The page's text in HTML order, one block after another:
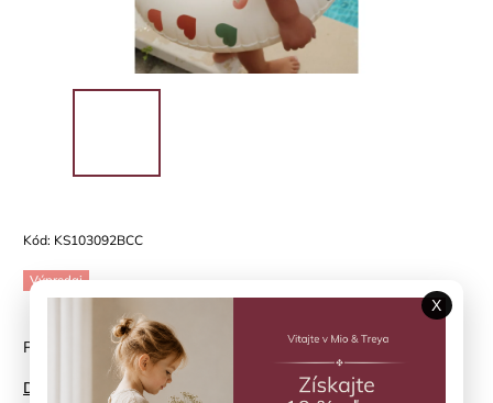
Kód: KS103092BCC
Výpredaj
Plávacie koleso Bon Coeur Coloré Konges Sløjd
Detailné informácie
X